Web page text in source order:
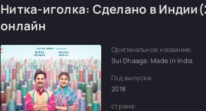
Нитка-иголка: Сделано в
онлайн
Оригинальное название:
Sui Dhaaga: Made in India
Год выпуска:
2018
страна: